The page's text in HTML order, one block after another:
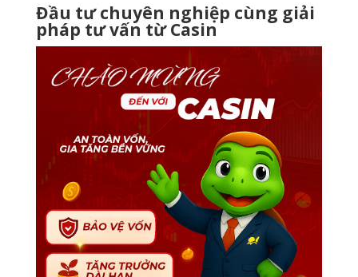
Đầu tư chuyên nghiệp cùng giải
pháp tư vấn từ Casin